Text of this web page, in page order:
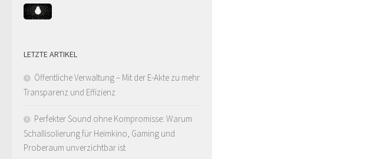
LETZTE ARTIKEL
Öffentliche Verwaltung – Mit der E-Akte zu mehr
Transparenz und Effizienz
Perfekter Sound ohne Kompromisse: Warum
Schallisolierung für Heimkino, Gaming und
Proberaum unverzichtbar ist